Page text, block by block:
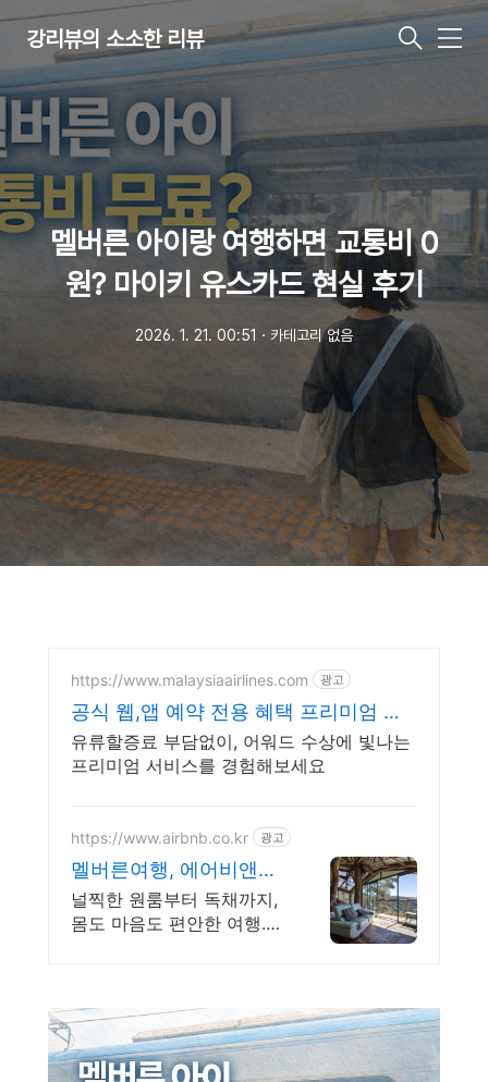
강리뷰의 소소한 리뷰
메
멜버른 아이랑 여행하면 교통비 0
원? 마이키 유스카드 현실 후기
2026. 1. 21. 00:51 ㆍ 카테고리 없음
https://www.malaysiaairlines.com 광고
공식 웹,앱 예약 전용 혜택 프리미엄 여
정의 시작
유류할증료 부담없이, 어워드 수상에 빛나는
프리미엄 서비스를 경험해보세요
https://www.airbnb.co.kr 광고
멜버른여행, 에어비앤비
멜버른여행도 우리집처
럼
널찍한 원룸부터 독채까지,
몸도 마음도 편안한 여행.
만나보세요.